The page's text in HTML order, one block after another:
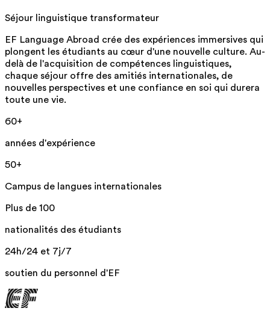
Séjour linguistique transformateur
EF Language Abroad crée des expériences immersives qui
plongent les étudiants au cœur d'une nouvelle culture. Au-
delà de l'acquisition de compétences linguistiques,
chaque séjour offre des amitiés internationales, de
nouvelles perspectives et une confiance en soi qui durera
toute une vie.
60+
années d'expérience
50+
Campus de langues internationales
Plus de 100
nationalités des étudiants
24h/24 et 7j/7
soutien du personnel d'EF